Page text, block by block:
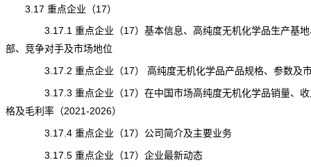
3.17 重点企业（17）
3.17.1 重点企业（17）基本信息、高纯度无机化学品生产基地
部、竞争对手及市场地位
3.17.2 重点企业（17） 高纯度无机化学品产品规格、参数及市
3.17.3 重点企业（17）在中国市场高纯度无机化学品销量、收
格及毛利率（2021-2026）
3.17.4 重点企业（17）公司简介及主要业务
3.17.5 重点企业（17）企业最新动态